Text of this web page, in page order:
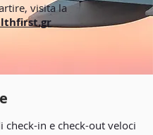
visita la
check-in e check-out veloci